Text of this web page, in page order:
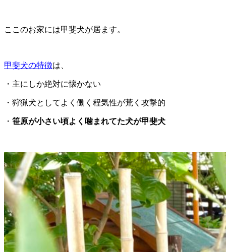
ここのお家には甲斐犬が居ます。
甲斐犬の特徴は、
・主にしか絶対に懐かない
・狩猟犬としてよく働く程気性が荒く攻撃的
・ 笹原が小さい頃よく噛まれてた犬が甲斐犬